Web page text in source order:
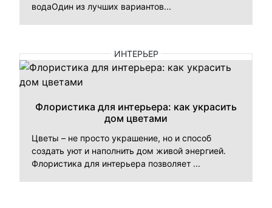
водаОдин из лучших вариантов...
ИНТЕРЬЕР
Флористика для интерьера: как украсить
дом цветами
Цветы – не просто украшение, но и способ
создать уют и наполнить дом живой энергией.
Флористика для интерьера позволяет ...